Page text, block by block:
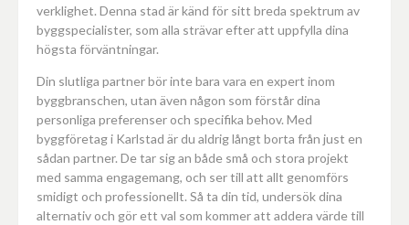
verklighet. Denna stad är känd för sitt breda spektrum av
byggspecialister, som alla strävar efter att uppfylla dina
högsta förväntningar.
Din slutliga partner bör inte bara vara en expert inom
byggbranschen, utan även någon som förstår dina
personliga preferenser och specifika behov. Med
byggföretag i Karlstad är du aldrig långt borta från just en
sådan partner. De tar sig an både små och stora projekt
med samma engagemang, och ser till att allt genomförs
smidigt och professionellt. Så ta din tid, undersök dina
alternativ och gör ett val som kommer att addera värde till